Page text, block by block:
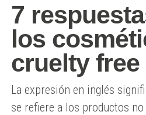
7
los
cruelty free
La expresión en inglés
se refiere a los productos